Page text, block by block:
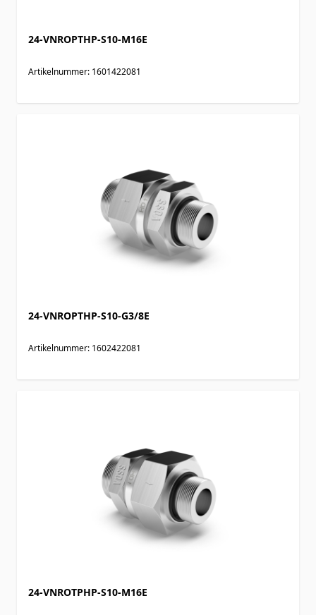
24-VNROPTHP-S10-M16E
Artikelnummer: 1601422081
24-VNROPTHP-S10-G3/8E
Artikelnummer: 1602422081
24-VNROTPHP-S10-M16E